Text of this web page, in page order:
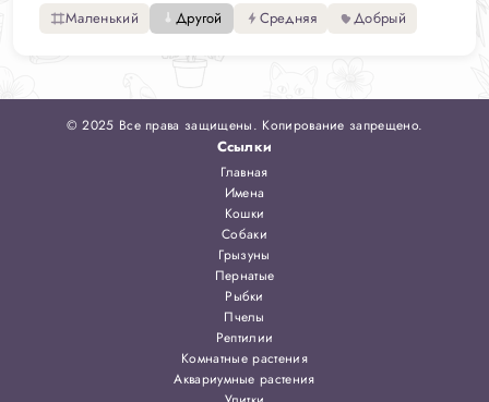
Маленький Другой Средняя Добрый
© 2025 Все права защищены. Копирование запрещено.
Ссылки
Главная
Имена
Кошки
Собаки
Грызуны
Пернатые
Рыбки
Пчелы
Рептилии
Комнатные растения
Аквариумные растения